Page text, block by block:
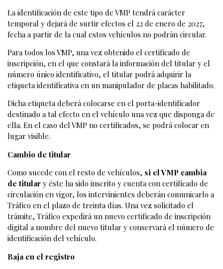
La identificación de este tipo de VMP tendrá carácter
temporal y dejará de surtir efectos el 22 de enero de 2027,
fecha a partir de la cual estos vehículos no podrán circular.
Para todos los VMP, una vez obtenido el certificado de
inscripción, en el que constará la información del titular y el
número único identificativo, el titular podrá adquirir la
etiqueta identificativa en un manipulador de placas habilitado.
Dicha etiqueta deberá colocarse en el porta-identificador
destinado a tal efecto en el vehículo una vez que disponga de
ella. En el caso del VMP no certificados, se podrá colocar en
lugar visible.
Cambio de titular
Como sucede con el resto de vehículos, si el VMP cambia
de titular y éste ha sido inscrito y cuenta con certificado de
circulación en vigor, los intervinientes deberán comunicarlo a
Tráfico en el plazo de treinta días. Una vez solicitado el
trámite, Tráfico expedirá un nuevo certificado de inscripción
digital a nombre del nuevo titular y conservará el número de
identificación del vehículo.
Baja en el registro